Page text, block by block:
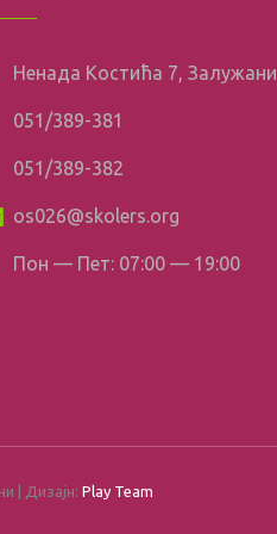
Ненада Костића 7, Залужани
051/389-381
051/389-382
os026@skolers.org
Пон — Пет: 07:00 — 19:00
| Дизајн: Play Team